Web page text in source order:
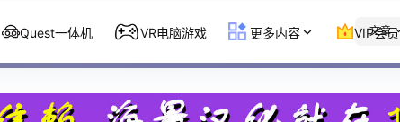
文章
Quest一体机 VR电脑游戏 更多内容 VIP会员